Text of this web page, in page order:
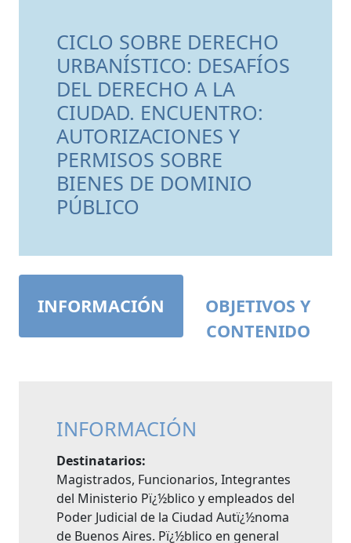
CICLO SOBRE DERECHO
URBANÍSTICO: DESAFÍOS
DEL DERECHO A LA
CIUDAD. ENCUENTRO:
AUTORIZACIONES Y
PERMISOS SOBRE
BIENES DE DOMINIO
PÚBLICO
INFORMACIÓN
OBJETIVOS Y
CONTENIDO
INFORMACIÓN
Destinatarios:
Magistrados, Funcionarios, Integrantes
del Ministerio Pï¿½blico y empleados del
Poder Judicial de la Ciudad Autï¿½noma
de Buenos Aires. Pï¿½blico en general